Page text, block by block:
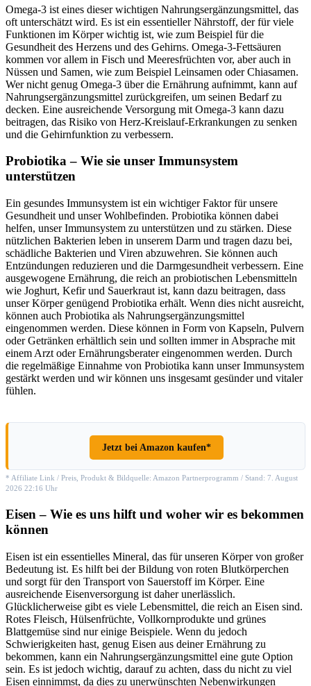
Omega-3 ist eines dieser wichtigen Nahrungsergänzungsmittel, das
oft unterschätzt wird. Es ist ein essentieller Nährstoff, der für viele
Funktionen im Körper wichtig ist, wie zum Beispiel für die
Gesundheit des Herzens und des Gehirns. Omega-3-Fettsäuren
kommen vor allem in Fisch und Meeresfrüchten vor, aber auch in
Nüssen und Samen, wie zum Beispiel Leinsamen oder Chiasamen.
Wer nicht genug Omega-3 über die Ernährung aufnimmt, kann auf
Nahrungsergänzungsmittel zurückgreifen, um seinen Bedarf zu
decken. Eine ausreichende Versorgung mit Omega-3 kann dazu
beitragen, das Risiko von Herz-Kreislauf-Erkrankungen zu senken
und die Gehirnfunktion zu verbessern.
Probiotika – Wie sie unser Immunsystem
unterstützen
Ein gesundes Immunsystem ist ein wichtiger Faktor für unsere
Gesundheit und unser Wohlbefinden. Probiotika können dabei
helfen, unser Immunsystem zu unterstützen und zu stärken. Diese
nützlichen Bakterien leben in unserem Darm und tragen dazu bei,
schädliche Bakterien und Viren abzuwehren. Sie können auch
Entzündungen reduzieren und die Darmgesundheit verbessern. Eine
ausgewogene Ernährung, die reich an probiotischen Lebensmitteln
wie Joghurt, Kefir und Sauerkraut ist, kann dazu beitragen, dass
unser Körper genügend Probiotika erhält. Wenn dies nicht ausreicht,
können auch Probiotika als Nahrungsergänzungsmittel
eingenommen werden. Diese können in Form von Kapseln, Pulvern
oder Getränken erhältlich sein und sollten immer in Absprache mit
einem Arzt oder Ernährungsberater eingenommen werden. Durch
die regelmäßige Einnahme von Probiotika kann unser Immunsystem
gestärkt werden und wir können uns insgesamt gesünder und vitaler
fühlen.
Jetzt bei Amazon kaufen*
* Affiliate Link / Preis, Produkt & Bildquelle: Amazon Partnerprogramm / Stand: 7. August
2026 22:16 Uhr
Eisen – Wie es uns hilft und woher wir es bekommen
können
Eisen ist ein essentielles Mineral, das für unseren Körper von großer
Bedeutung ist. Es hilft bei der Bildung von roten Blutkörperchen
und sorgt für den Transport von Sauerstoff im Körper. Eine
ausreichende Eisenversorgung ist daher unerlässlich.
Glücklicherweise gibt es viele Lebensmittel, die reich an Eisen sind.
Rotes Fleisch, Hülsenfrüchte, Vollkornprodukte und grünes
Blattgemüse sind nur einige Beispiele. Wenn du jedoch
Schwierigkeiten hast, genug Eisen aus deiner Ernährung zu
bekommen, kann ein Nahrungsergänzungsmittel eine gute Option
sein. Es ist jedoch wichtig, darauf zu achten, dass du nicht zu viel
Eisen einnimmst, da dies zu unerwünschten Nebenwirkungen